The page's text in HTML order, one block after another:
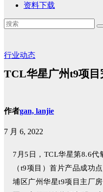
资料下载
行业动态
TCL华星广州t9项
作者gan, lanjie
7 月 6, 2022
7 月 5 日， TCL华星第8.6代
（t9项目）首片产品成功
埔区广州华星t9项目主厂房